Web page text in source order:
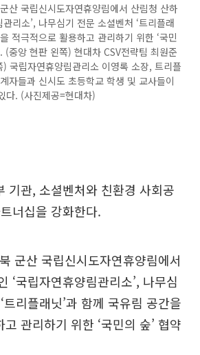
산 국립신시도자연휴양림에서 산림청 산하
리소’, 나무심기 전문 소셜벤처 ‘트리플래
적극적으로 활용하고 관리하기 위한 ‘국민
(중앙 현판 왼쪽) 현대차 CSV전략팀 최원준
국립자연휴양림관리소 이영록 소장, 트리플
자들과 신시도 초등학교 학생 및 교사들이
다. (사진제공=현대차)
기관, 소셜벤처와 친환경 사회공
너십을 강화한다.
군산 국립신시도자연휴양림에서
‘국립자연휴양림관리소’, 나무심
리플래닛’과 함께 국유림 공간을
관리하기 위한 ‘국민의 숲’ 협약